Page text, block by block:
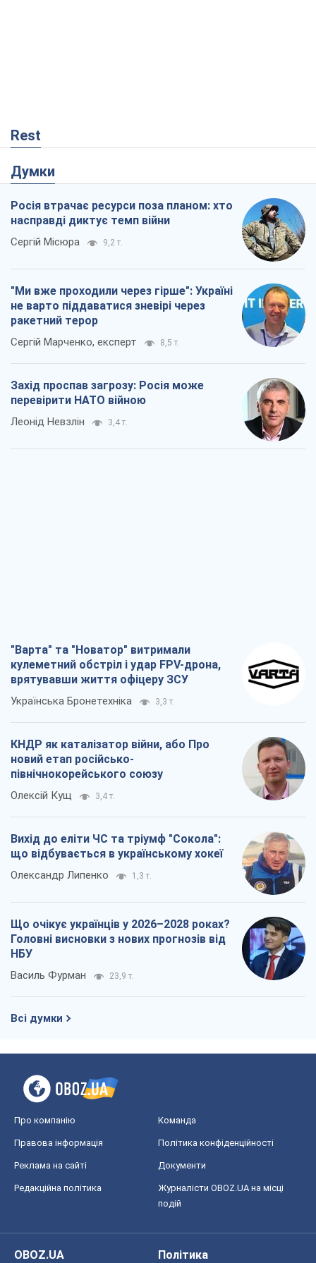
Rest
Думки
Росія втрачає ресурси поза планом: хто
насправді диктує темп війни
Сергій Місюра 9,2 т.
"Ми вже проходили через гірше": Україні
не варто піддаватися зневірі через
ракетний терор
Сергій Марченко, експерт 8,5 т.
Захід проспав загрозу: Росія може
перевірити НАТО війною
Леонід Невзлін 3,4 т.
"Варта" та "Новатор" витримали
кулеметний обстріл і удар FPV-дрона,
врятувавши життя офіцеру ЗСУ
Українська Бронетехніка 3,3 т.
КНДР як каталізатор війни, або Про
новий етап російсько-
північнокорейського союзу
Олексій Кущ 3,4 т.
Вихід до еліти ЧС та тріумф "Сокола":
що відбувається в українському хокеї
Олександр Липенко 1,3 т.
Що очікує українців у 2026–2028 роках?
Головні висновки з нових прогнозів від
НБУ
Василь Фурман 23,9 т.
Всі думки
Про компанію Команда
Правова інформація Політика конфіденційності
Реклама на сайті Документи
Редакційна політика
Журналісти OBOZ.UA на місці
подій
OBOZ.UA
Політика